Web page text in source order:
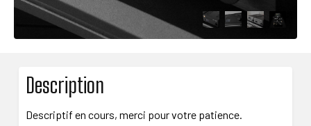
Description
Descriptif en cours, merci pour votre patience.